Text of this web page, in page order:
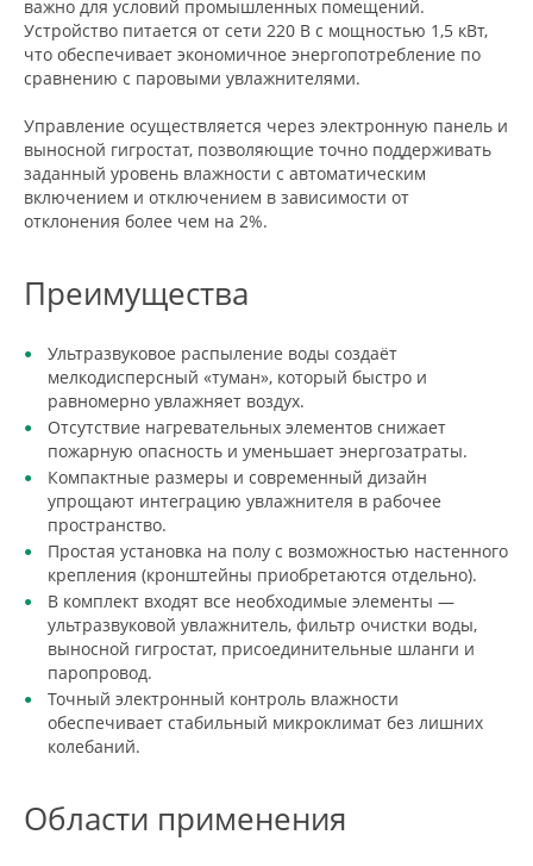
важно для условий промышленных помещений.
Устройство питается от сети 220 В с мощностью 1,5 кВт,
что обеспечивает экономичное энергопотребление по
сравнению с паровыми увлажнителями.
Управление осуществляется через электронную панель и
выносной гигростат, позволяющие точно поддерживать
заданный уровень влажности с автоматическим
включением и отключением в зависимости от
отклонения более чем на 2%.
Преимущества
Ультразвуковое распыление воды создаёт
мелкодисперсный «туман», который быстро и
равномерно увлажняет воздух.
Отсутствие нагревательных элементов снижает
пожарную опасность и уменьшает энергозатраты.
Компактные размеры и современный дизайн
упрощают интеграцию увлажнителя в рабочее
пространство.
Простая установка на полу с возможностью настенного
крепления (кронштейны приобретаются отдельно).
В комплект входят все необходимые элементы —
ультразвуковой увлажнитель, фильтр очистки воды,
выносной гигростат, присоединительные шланги и
паропровод.
Точный электронный контроль влажности
обеспечивает стабильный микроклимат без лишних
колебаний.
Области применения